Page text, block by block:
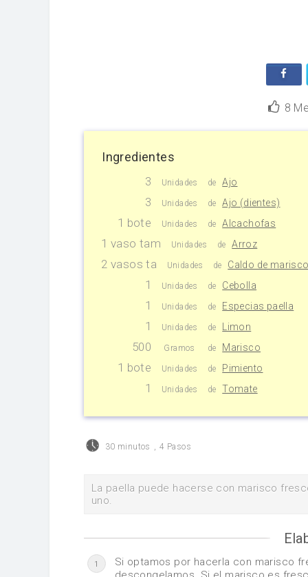
8
Ingredientes
3 Unidades de Ajo
3 Unidades de Ajo (dientes)
1 bote Unidades de Alcachofas
1 vaso tam Unidades de Arroz
2 vasos ta Unidades de Caldo de
1 Unidades de Cebolla
1 Unidades de Especias paella
1 Unidades de Limon
500 Gramos de Marisco
1 bote Unidades de Pimiento
1 Unidades de Tomate
30 minutos , 4 Pasos
La paella puede hacerse con marisco
uno.
1
Si optamos por hacerla con marisco